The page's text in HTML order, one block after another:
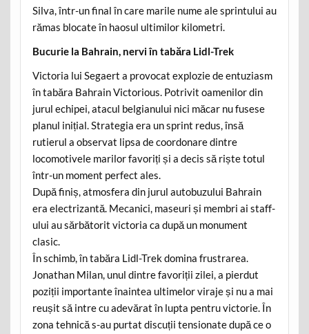
Silva, într-un final în care marile nume ale sprintului au
rămas blocate în haosul ultimilor kilometri.
Bucurie la Bahrain, nervi în tabăra Lidl-Trek
Victoria lui Segaert a provocat explozie de entuziasm
în tabăra Bahrain Victorious. Potrivit oamenilor din
jurul echipei, atacul belgianului nici măcar nu fusese
planul inițial. Strategia era un sprint redus, însă
rutierul a observat lipsa de coordonare dintre
locomotivele marilor favoriți și a decis să riște totul
într-un moment perfect ales.
După finiș, atmosfera din jurul autobuzului Bahrain
era electrizantă. Mecanici, maseuri și membri ai staff-
ului au sărbătorit victoria ca după un monument
clasic.
În schimb, în tabăra Lidl-Trek domina frustrarea.
Jonathan Milan, unul dintre favoriții zilei, a pierdut
poziții importante înaintea ultimelor viraje și nu a mai
reușit să intre cu adevărat în lupta pentru victorie. În
zona tehnică s-au purtat discuții tensionate după ce o